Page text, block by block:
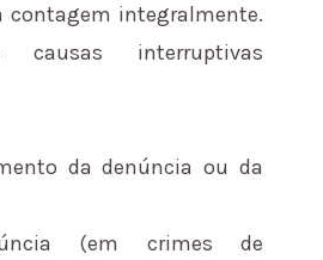
contagem integralmente.
causas interruptivas
da denúncia ou da
(em crimes de